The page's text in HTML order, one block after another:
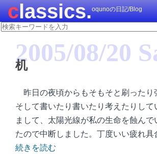
classics.oqunoの日記/Blog
2005/08/20
机
昨日の夜頃からもそもそと刷ったり
そして書いたり書いたり考えたりして
まして、太陽光線が私の生命を蝕んで
たので中断しました。丁度いい疲れ具
続きを読む